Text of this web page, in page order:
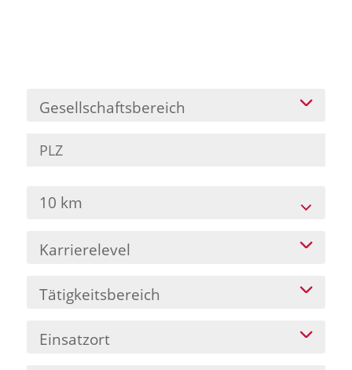
Karriere
Presse
News Archiv
Gesellschaftsbereich
10 km
Karrierelevel
Tätigkeitsbereich
Einsatzort